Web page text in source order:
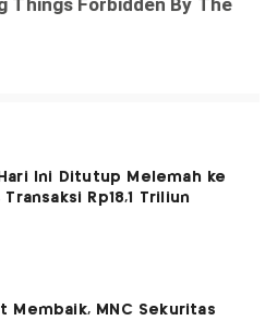
Hari Ini Ditutup Melemah ke
Transaksi Rp18,1 Triliun
Membaik, MNC Sekuritas